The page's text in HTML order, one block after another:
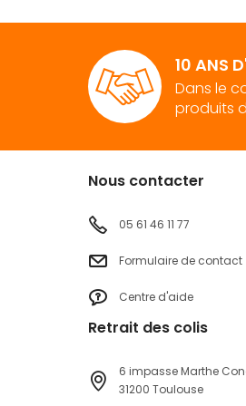
10 ANS
Dans le
produits
Nous contacter
05 61 46 11 77
Formulaire de contact
Centre d'aide
Retrait des colis
6 impasse Marthe
31200 Toulouse